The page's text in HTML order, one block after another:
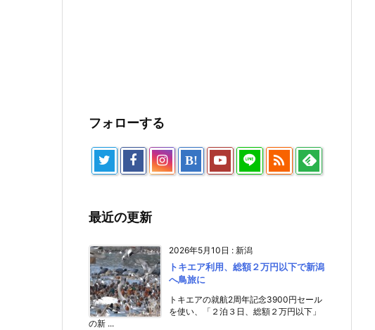
フォローする
B! 
最近の更新
2026年5月10日 : 新潟
トキエア利用、総額２万円以下で新潟
へ鳥旅に
トキエアの就航2周年記念3900円セール
を使い、「２泊３日、総額２万円以下」
の新 ...